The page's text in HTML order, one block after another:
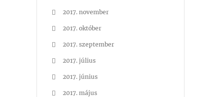
2017. november
2017. október
2017. szeptember
2017. július
2017. június
2017. május